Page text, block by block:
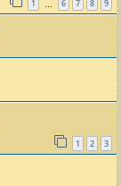
1 6 7 8 9
1 2 3